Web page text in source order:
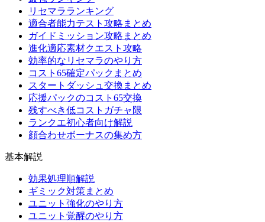
リセマラランキング
適合者能力テスト攻略まとめ
ガイドミッション攻略まとめ
進化適応素材クエスト攻略
効率的なリセマラのやり方
コスト65確定パックまとめ
スタートダッシュ交換まとめ
応援パックのコスト65交換
残すべき低コストガチャ限
ランクエ初心者向け解説
顔合わせボーナスの集め方
基本解説
効果処理順解説
ギミック対策まとめ
ユニット強化のやり方
ユニット覚醒のやり方